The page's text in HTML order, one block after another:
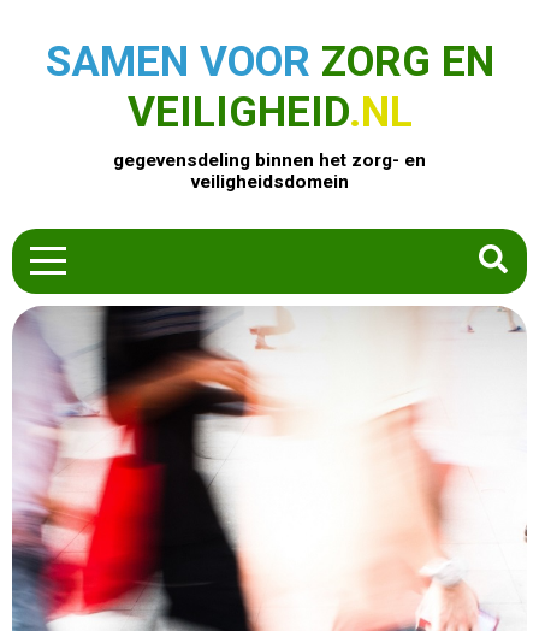
SAMEN VOOR ZORG EN
VEILIGHEID.NL
gegevensdeling binnen het zorg- en
veiligheidsdomein
HOME
ZOEK EEN PRODUCT
ACTUEEL
OVER ONS
COMMUNITY